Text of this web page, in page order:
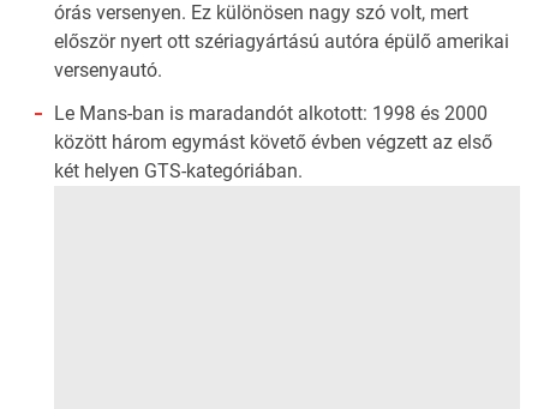
órás versenyen. Ez különösen nagy szó volt, mert
először nyert ott szériagyártású autóra épülő amerikai
versenyautó.
Le Mans-ban is maradandót alkotott: 1998 és 2000
között három egymást követő évben végzett az első
két helyen GTS-kategóriában.